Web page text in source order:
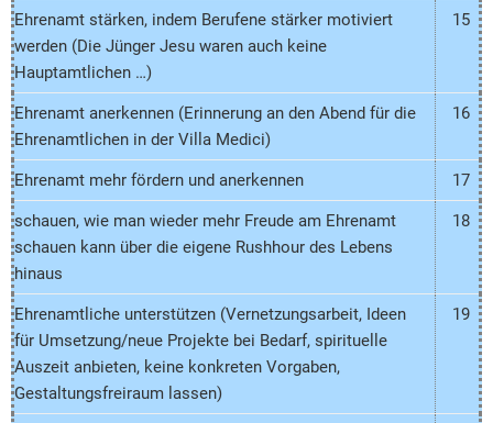
Ehrenamt stärken, indem Berufene stärker motiviert
werden (Die Jünger Jesu waren auch keine
Hauptamtlichen …)
15
Ehrenamt anerkennen (Erinnerung an den Abend für die
Ehrenamtlichen in der Villa Medici)
16
Ehrenamt mehr fördern und anerkennen 17
schauen, wie man wieder mehr Freude am Ehrenamt
schauen kann über die eigene Rushhour des Lebens
hinaus
18
Ehrenamtliche unterstützen (Vernetzungsarbeit, Ideen
für Umsetzung/neue Projekte bei Bedarf, spirituelle
Auszeit anbieten, keine konkreten Vorgaben,
Gestaltungsfreiraum lassen)
19